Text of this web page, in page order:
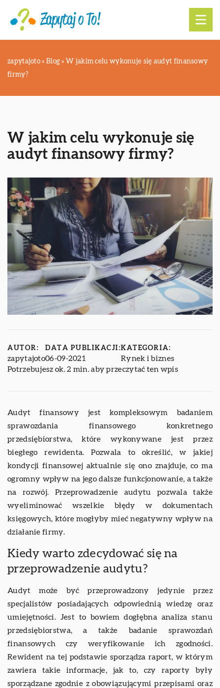
zapytajoto » Blog » W jakim celu wykonuje się audyt finansowy
firmy?
W jakim celu wykonuje się
audyt finansowy firmy?
AUTOR:
zapytajoto
DATA PUBLIKACJI:
06-09-2021
KATEGORIA:
Rynek i biznes
Potrzebujesz ok. 2 min. aby przeczytać ten wpis
Audyt finansowy jest kompleksowym badaniem
sprawozdania finansowego konkretnego
przedsiębiorstwa, które wykonywane jest przez
biegłego rewidenta. Pozwala to określić, w jakiej
kondycji finansowej aktualnie się ono znajduje, co ma
ogromny wpływ na jego dalsze funkcjonowanie, a także
na rozwój. Przeprowadzenie audytu pozwala także
wyeliminować wszelkie błędy w dokumentach
księgowych, które mogłyby mieć negatywny wpływ na
działanie firmy.
Kiedy warto zdecydować się na
przeprowadzenie audytu?
Audyt może być przeprowadzony jedynie przez
specjalistów posiadających odpowiednią wiedzę oraz
umiejętności. Jest to bowiem dogłębna analiza stanu
przedsiębiorstwa, a także badanie sprawozdań
finansowych czy weryfikowanie ich zgodności.
Rewident na tej podstawie sporządza raport, w którym
zawiera takie informacje, jak to, czy raporty były
sporządzane zgodnie z obowiązującymi przepisami oraz